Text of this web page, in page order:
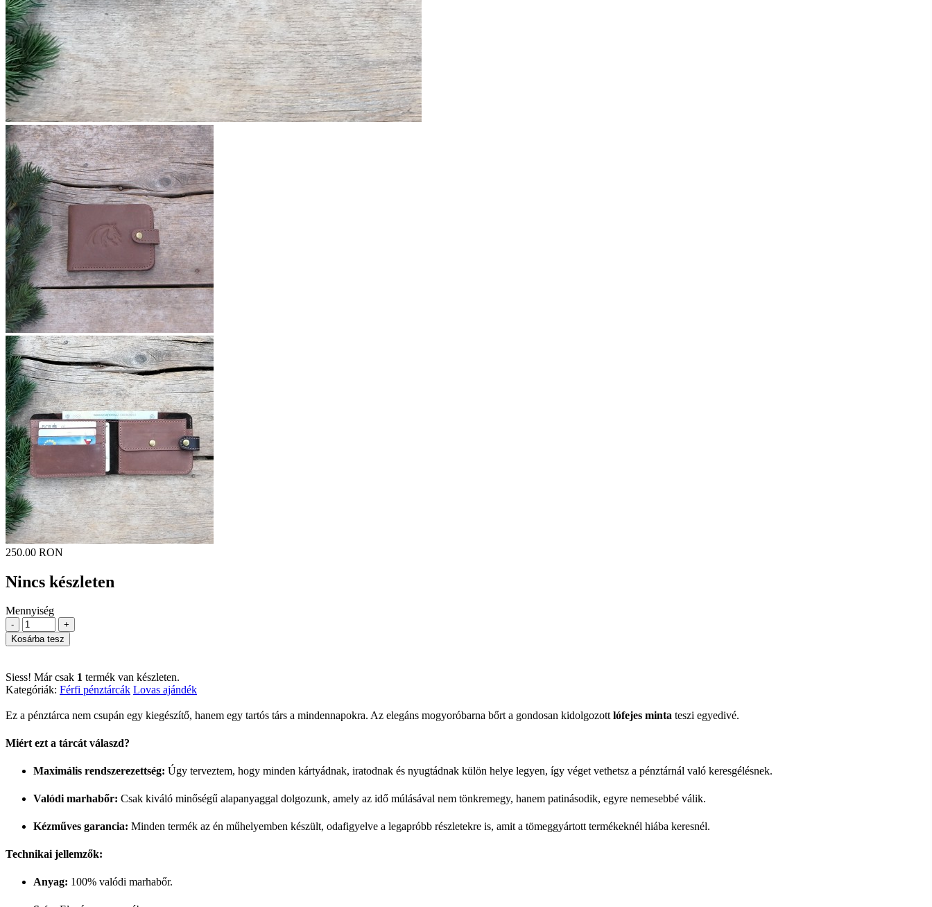
250.00 RON
Nincs készleten
Mennyiség
-
+
Kosárba tesz
Siess! Már csak 1 termék van készleten.
Kategóriák: Férfi pénztárcák Lovas ajándék
Ez a pénztárca nem csupán egy kiegészítő, hanem egy tartós társ a mindennapokra. Az elegáns mogyoróbarna bőrt a gondosan kidolgozottlófejes minta teszi egyedivé.
Miért ezt a tárcát válaszd?
Maximális rendszerezettség: Úgy terveztem, hogy minden kártyádnak, iratodnak és nyugtádnak külön helye legyen, így véget vethetsz a pénztárnál való keresgélésnek.
Valódi marhabőr: Csak kiváló minőségű alapanyaggal dolgozunk, amely az idő múlásával nem tönkremegy, hanem patinásodik, egyre nemesebbé válik.
Kézműves garancia: Minden termék az én műhelyemben készült, odafigyelve a legapróbb részletekre is, amit a tömeggyártott termékeknél hiába keresnél.
Technikai jellemzők:
Anyag: 100% valódi marhabőr.